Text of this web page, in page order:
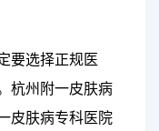
要选择正规医
杭州附一皮肤病
皮肤病专科医院